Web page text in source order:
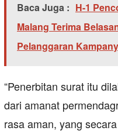
Baca Juga : H-1
Malang Terima
Pelanggaran
“Penerbitan surat itu
dari amanat
rasa aman, yang